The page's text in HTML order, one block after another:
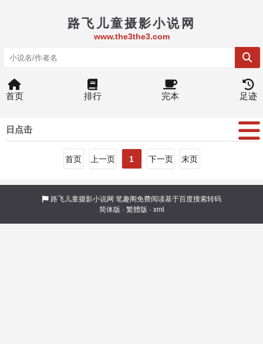
路飞儿童摄影小说网
www.the3the3.com
首页 排行 完本 足迹
日点击
首页 上一页 1 下一页 末页
路飞儿童摄影小说网 笔趣阁免费阅读基于百度搜索转码
简体版 · 繁體版 · xml